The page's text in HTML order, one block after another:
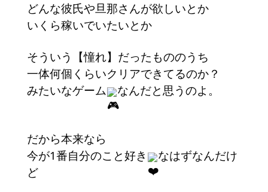
どんな彼氏や旦那さんが欲しいとか
いくら稼いでいたいとか
そういう【憧れ】だったもののうち
一体何個くらいクリアできてるのか？
みたいなゲーム
なんだと思うのよ。
だから本来なら
今が1番自分のこと好き
なはずなんだけ
ど